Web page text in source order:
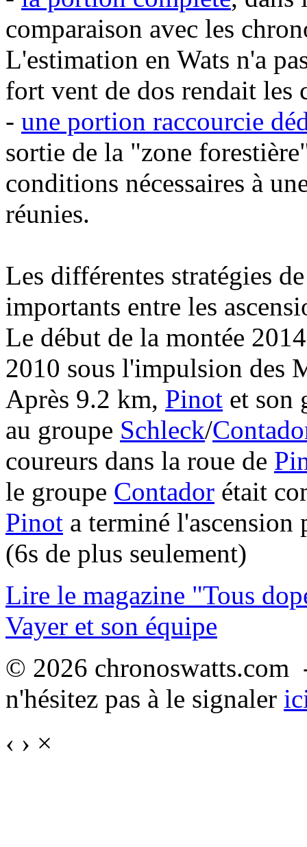
comparaison avec les
L'estimation en Wats n'a
fort vent de dos rendait les
- une portion raccourcie
sortie de la "zone
conditions nécessaires à
réunies.
Les différentes stratégies
importants entre les
Le début de la montée
2010 sous l'impulsion des
Après 9.2 km, Pinot et son
au groupe Schleck/
coureurs dans la roue de
le groupe Contador était
Pinot a terminé
(6s de plus seulement)
Lire le magazine "Tous
Vayer et son équipe
© 2026
n'hésitez pas à le signaler
‹ › ×